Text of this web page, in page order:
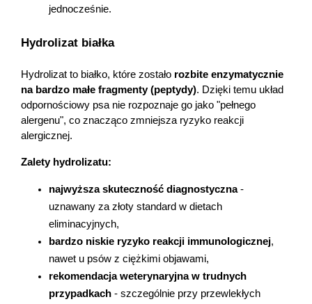
jednocześnie.
Hydrolizat białka
Hydrolizat to białko, które zostało rozbite enzymatycznie
na bardzo małe fragmenty (peptydy). Dzięki temu układ
odpornościowy psa nie rozpoznaje go jako "pełnego
alergenu", co znacząco zmniejsza ryzyko reakcji
alergicznej.
Zalety hydrolizatu:
najwyższa skuteczność diagnostyczna -
uznawany za złoty standard w dietach
eliminacyjnych,
bardzo niskie ryzyko reakcji immunologicznej,
nawet u psów z ciężkimi objawami,
rekomendacja weterynaryjna w trudnych
przypadkach - szczególnie przy przewlekłych